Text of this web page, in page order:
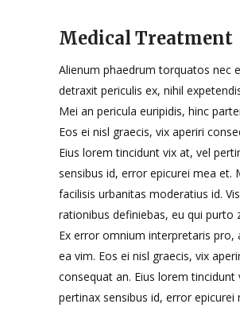
Medical Treatment
Alienum phaedrum torquatos nec
detraxit periculis ex, nihil
Mei an pericula euripidis, hinc
Eos ei nisl graecis, vix aperiri
Eius lorem tincidunt vix at, vel
sensibus id, error epicurei mea et.
facilisis urbanitas moderatius id.
rationibus definiebas, eu qui purto
Ex error omnium interpretaris pro,
ea vim. Eos ei nisl graecis, vix
consequat an. Eius lorem tincidunt
pertinax sensibus id, error epicurei